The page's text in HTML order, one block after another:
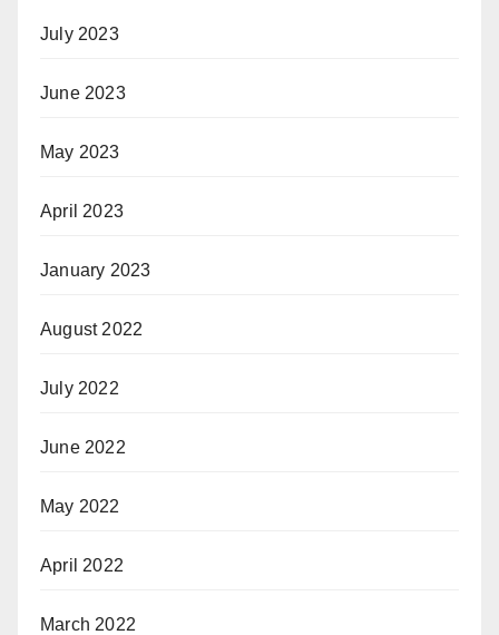
July 2023
June 2023
May 2023
April 2023
January 2023
August 2022
July 2022
June 2022
May 2022
April 2022
March 2022